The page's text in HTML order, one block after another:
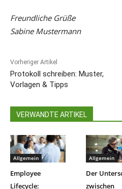
Freundliche Grüße
Sabine Mustermann
Vorheriger Artikel
Protokoll schreiben: Muster,
Vorlagen & Tipps
VERWANDTE ARTIKEL
Allgemein
Employee
Lifecycle:
Allgemein
Der
zwischen